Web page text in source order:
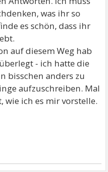
was ihr so
es schön, dass ihr
auf diesem Weg hab
- ich hatte die
bisschen anders zu
aufzuschreiben. Mal
wie ich es mir vorstelle.